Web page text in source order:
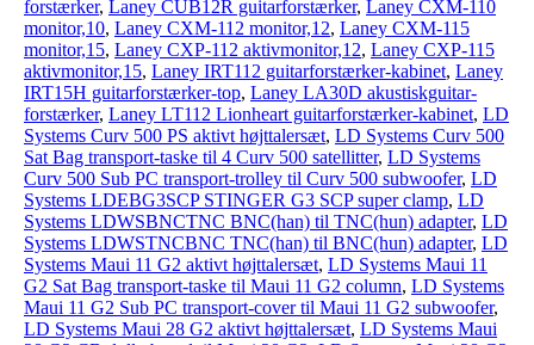
forstærker, Laney CUB12R guitarforstærker, Laney CXM-110
monitor,10, Laney CXM-112 monitor,12, Laney CXM-115
monitor,15, Laney CXP-112 aktivmonitor,12, Laney CXP-115
aktivmonitor,15, Laney IRT112 guitarforstærker-kabinet, Laney
IRT15H guitarforstærker-top, Laney LA30D akustiskguitar-
forstærker, Laney LT112 Lionheart guitarforstærker-kabinet, LD
Systems Curv 500 PS aktivt højttalersæt, LD Systems Curv 500
Sat Bag transport-taske til 4 Curv 500 satellitter, LD Systems
Curv 500 Sub PC transport-trolley til Curv 500 subwoofer, LD
Systems LDEBG3SCP STINGER G3 SCP super clamp, LD
Systems LDWSBNCTNC BNC(han) til TNC(hun) adapter, LD
Systems LDWSTNCBNC TNC(han) til BNC(hun) adapter, LD
Systems Maui 11 G2 aktivt højttalersæt, LD Systems Maui 11
G2 Sat Bag transport-taske til Maui 11 G2 column, LD Systems
Maui 11 G2 Sub PC transport-cover til Maui 11 G2 subwoofer,
LD Systems Maui 28 G2 aktivt højttalersæt, LD Systems Maui